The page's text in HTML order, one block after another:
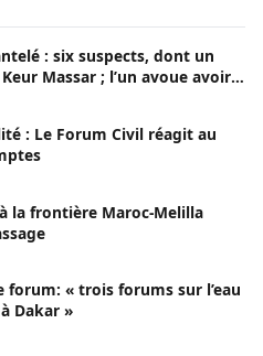
: six suspects, dont un
Massar ; l’un avoue avoir
: Le Forum Civil réagit au
la frontière Maroc-Melilla
forum: « trois forums sur l’eau
Dakar »